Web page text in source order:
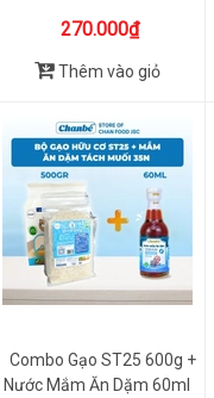
270.000₫
Thêm vào giỏ
Combo Gạo ST25 600g +
Nước Mắm Ăn Dặm 60ml